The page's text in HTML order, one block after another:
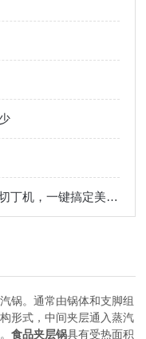
高效厨房神器：多功能蔬菜瓜果切丁机，一键搞定美味丁状食材
锅。通常由锅体和支脚组
形式，中间夹层通入蒸汽
食品夹层锅具有受热面积